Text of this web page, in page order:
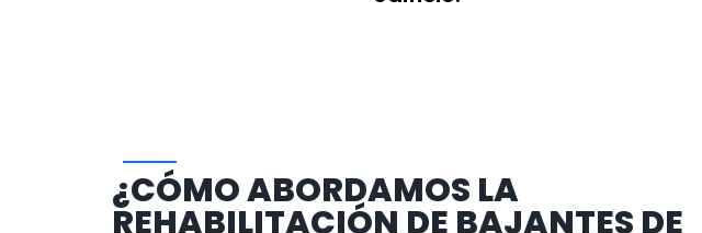
¿CÓMO ABORDAMOS LA
REHABILITACIÓN DE BAJANTES DE